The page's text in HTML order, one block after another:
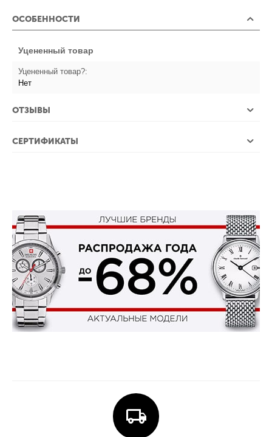
ОСОБЕННОСТИ
Уцененный товар
Уцененный товар?:
Нет
ОТЗЫВЫ
СЕРТИФИКАТЫ